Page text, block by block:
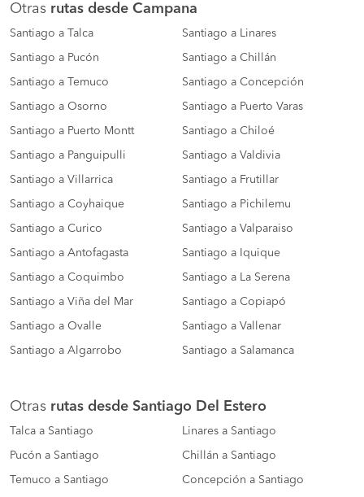
Otras rutas desde Campana
Santiago a Talca Santiago a Linares
Santiago a Pucón Santiago a Chillán
Santiago a Temuco Santiago a Concepción
Santiago a Osorno Santiago a Puerto Varas
Santiago a Puerto Montt Santiago a Chiloé
Santiago a Panguipulli Santiago a Valdivia
Santiago a Villarrica Santiago a Frutillar
Santiago a Coyhaique Santiago a Pichilemu
Santiago a Curico Santiago a Valparaiso
Santiago a Antofagasta Santiago a Iquique
Santiago a Coquimbo Santiago a La Serena
Santiago a Viña del Mar Santiago a Copiapó
Santiago a Ovalle Santiago a Vallenar
Santiago a Algarrobo Santiago a Salamanca
Otras rutas desde Santiago Del Estero
Talca a Santiago Linares a Santiago
Pucón a Santiago Chillán a Santiago
Temuco a Santiago Concepción a Santiago